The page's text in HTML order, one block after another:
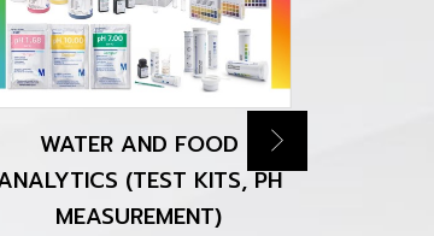
WATER AND FOOD
(TEST KITS, PH
MEASUREMENT)